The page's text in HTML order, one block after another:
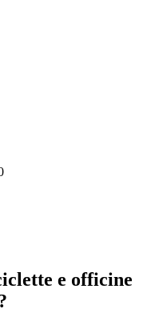
e officine